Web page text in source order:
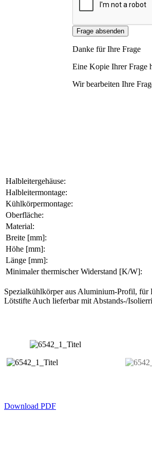
Frage absenden
Danke für Ihre Frage
Eine Kopie Ihrer Frage
Wir bearbeiten Ihre
Halbleitergehäuse:
Halbleitermontage:
Kühlkörpermontage:
Oberfläche:
Material:
Breite [mm]:
Höhe [mm]:
Länge [mm]:
Minimaler thermischer Widerstand [K/W]:
Spezialkühlkörper aus Aluminium-Profil,
Lötstifte Auch lieferbar mit Abstands-/
Download PDF